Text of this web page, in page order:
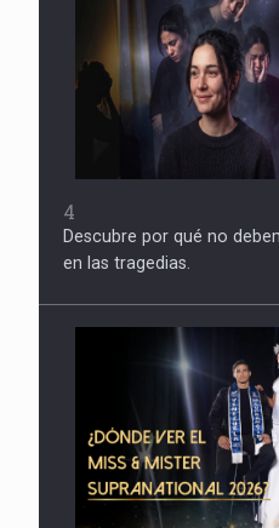
4
Descubre por qué no
en las tragedias.